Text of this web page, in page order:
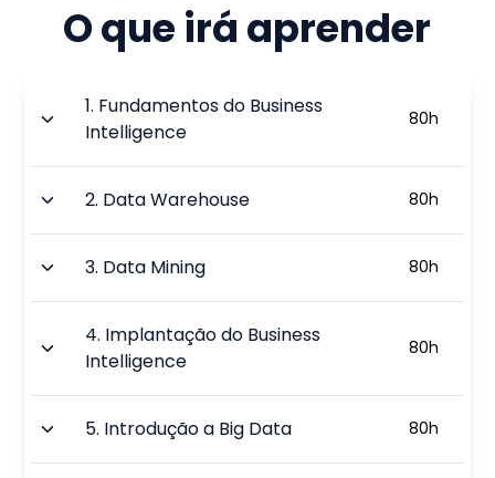
O que irá aprender
1. Fundamentos do Business
Intelligence
80h
2. Data Warehouse 80h
3. Data Mining 80h
4. Implantação do Business
Intelligence
80h
5. Introdução a Big Data 80h